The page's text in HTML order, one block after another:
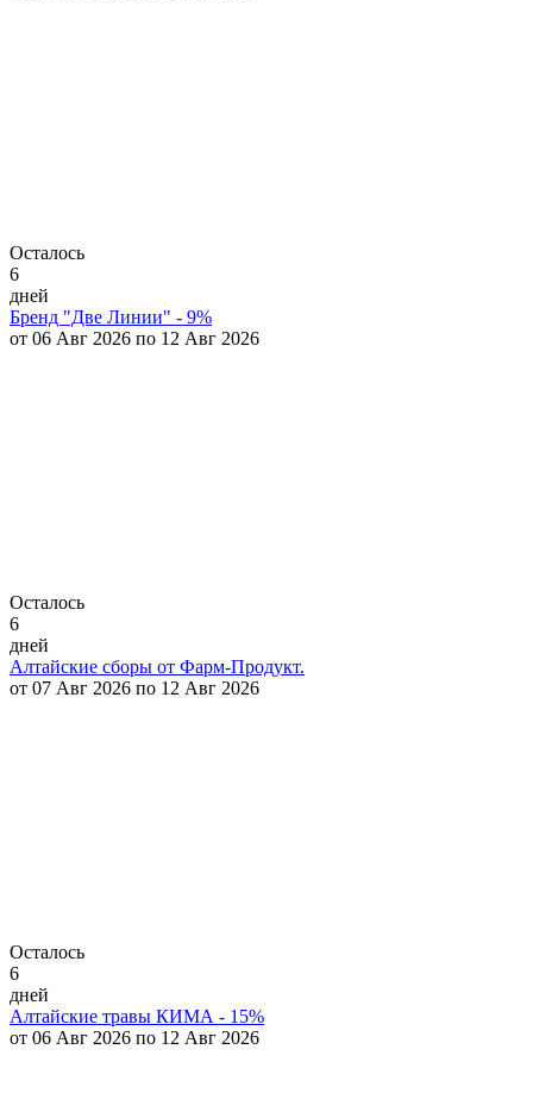
Осталось
6
дней
Бренд "Две Линии" - 9%
от 06 Авг 2026 по 12 Авг 2026
Осталось
6
дней
Алтайские сборы от Фарм-Продукт.
от 07 Авг 2026 по 12 Авг 2026
Осталось
6
дней
Алтайские травы КИМА - 15%
от 06 Авг 2026 по 12 Авг 2026